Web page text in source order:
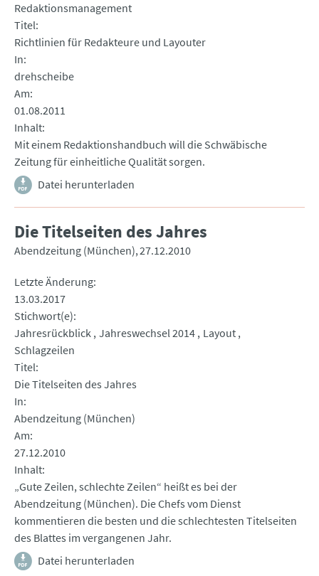
Redaktionsmanagement
Titel
Richtlinien für Redakteure und Layouter
In
drehscheibe
Am
01.08.2011
Inhalt
Mit einem Redaktionshandbuch will die Schwäbische
Zeitung für einheitliche Qualität sorgen.
Datei herunterladen
Die Titelseiten des Jahres
Abendzeitung (München) 27.12.2010
Letzte Änderung
13.03.2017
Stichwort(e)
Jahresrückblick Jahreswechsel 2014 Layout
Schlagzeilen
Titel
Die Titelseiten des Jahres
In
Abendzeitung (München)
Am
27.12.2010
Inhalt
„Gute Zeilen, schlechte Zeilen“ heißt es bei der
Abendzeitung (München). Die Chefs vom Dienst
kommentieren die besten und die schlechtesten Titelseiten
des Blattes im vergangenen Jahr.
Datei herunterladen